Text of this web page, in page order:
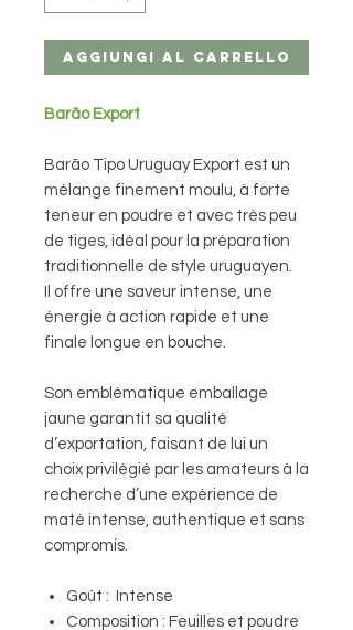
Aggiungi al carrello
Barão Export
Barão Tipo Uruguay Export est un
mélange finement moulu, à forte
teneur en poudre et avec très peu
de tiges, idéal pour la préparation
traditionnelle de style uruguayen.
Il offre une saveur intense, une
énergie à action rapide et une
finale longue en bouche.
Son emblématique emballage
jaune garantit sa qualité
d’exportation, faisant de lui un
choix privilégié par les amateurs à la
recherche d’une expérience de
maté intense, authentique et sans
compromis.
Goût : Intense
Composition : Feuilles et poudre